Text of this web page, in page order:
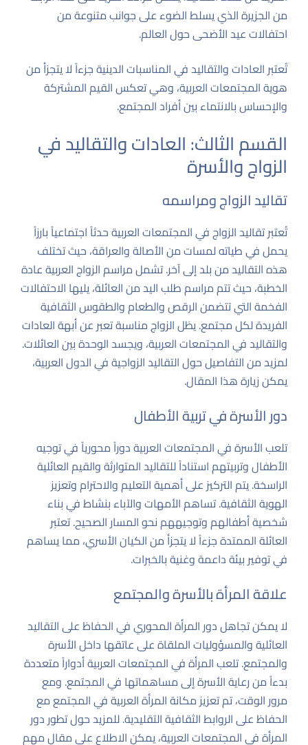
من الجزيرة الذي يسلط الضوء على جوانب متنوعة من
احتفالات عيد الأضحى حول العالم.
تُعتبر العادات والتقاليد في المناسبات الدينية جزءاً لا يتجزأ من
هوية المجتمعات العربية، وهي تعكس القيم المشتركة
والإحساس بالانتماء بين أفراد المجتمع.
القسم الثالث: العادات والتقاليد في
الزواج والأسرة
تقاليد الزواج ومراسمه
تُعتبر تقاليد الزواج في المجتمعات العربية حدثاً اجتماعياً بارزاً
يحمل في طياته لمسات من الأصالة والعراقة، حيث تختلف
هذه التقاليد من بلد إلى آخر. تشمل مراسم الزواج العربية عادة
الخطبة، حيث تتم مراسم طلب اليد من العائلة، يليها الاحتفالات
الفخمة التي تتضمن الرقص والطعام والطقوس الثقافية
الفريدة لكل مجتمع. يظل الزواج مناسبة تعبر عن أبهة العادات
والتقاليد في المجتمعات العربية، ويجسد الوحدة بين العائلات.
لمزيد من التفاصيل حول التقاليد الزواجية في الدول العربية،
يمكن زيارةهذا المقال.
دور الأسرة في تربية الأطفال
تلعب الأسرة في المجتمعات العربية دوراً محورياً في توجيه
الأطفال وتربيتهم استناداً للتقاليد المتوارثة والقيم العائلية
الراسخة. يتم التركيز على أهمية التعليم والاحترام وتعزيز
الهوية الثقافية. تساهم الأمهات والآباء بنشاط في بناء
شخصية أطفالهم وتوجيههم نحو المسار الصحيح. تعتبر
العائلة الممتدة جزءاً لا يتجزأ من الكيان الأسري، مما يساهم
في توفير بيئة داعمة وغنية بالخبرات.
علاقة المرأة بالأسرة والمجتمع
لا يمكن تجاهل دور المرأة المحوري في الحفاظ على التقاليد
العائلية والمسؤوليات الملقاة على عاتقها داخل الأسرة
والمجتمع. تلعب المرأة في المجتمعات العربية أدواراً متعددة
بدءاً من رعاية الأسرة إلى مساهماتها في المجتمع. ومع
مرور الوقت، تم تعزيز مكانة المرأة العربية في المجتمع مع
الحفاظ على الروابط الثقافية التقليدية. للمزيد حول تطور دور
المرأة في المجتمعات العربية، يمكن الاطلاع على مقال مهم